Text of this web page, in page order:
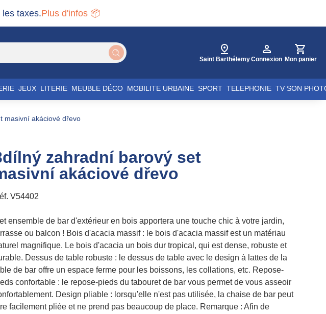
taxes.Plus d'infos 📦
Saint BarthélemyConnexion Mon panier
JEUX LITERIE MEUBLE DÉCO MOBILITE URBAINE SPORT TELEPHONIE TV SON
masivní akáciové dřevo
zahradní barový set
akáciové dřevo
V54402
ensemble de bar d'extérieur en bois apportera une touche chic à votre jardin,
ou balcon ! Bois d'acacia massif : le bois d'acacia massif est un matériau
magnifique. Le bois d'acacia un bois dur tropical, qui est dense, robuste et
Dessus de table robuste : le dessus de table avec le design à lattes de la
de bar offre un espace ferme pour les boissons, les collations, etc. Repose-
confortable : le repose-pieds du tabouret de bar vous permet de vous asseoir
Design pliable : lorsqu'elle n'est pas utilisée, la chaise de bar peut
facilement pliée et ne prend pas beaucoup de place. Remarque : Afin de